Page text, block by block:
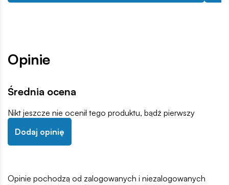
Opinie
Średnia ocena
Nikt jeszcze nie ocenił tego produktu, bądź pierwszy
Dodaj opinię
Opinie pochodzą od zalogowanych i niezalogowanych